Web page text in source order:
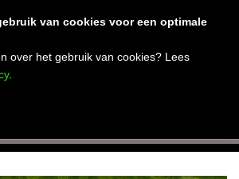
van cookies voor een optimale
over het gebruik van cookies? Lees
.